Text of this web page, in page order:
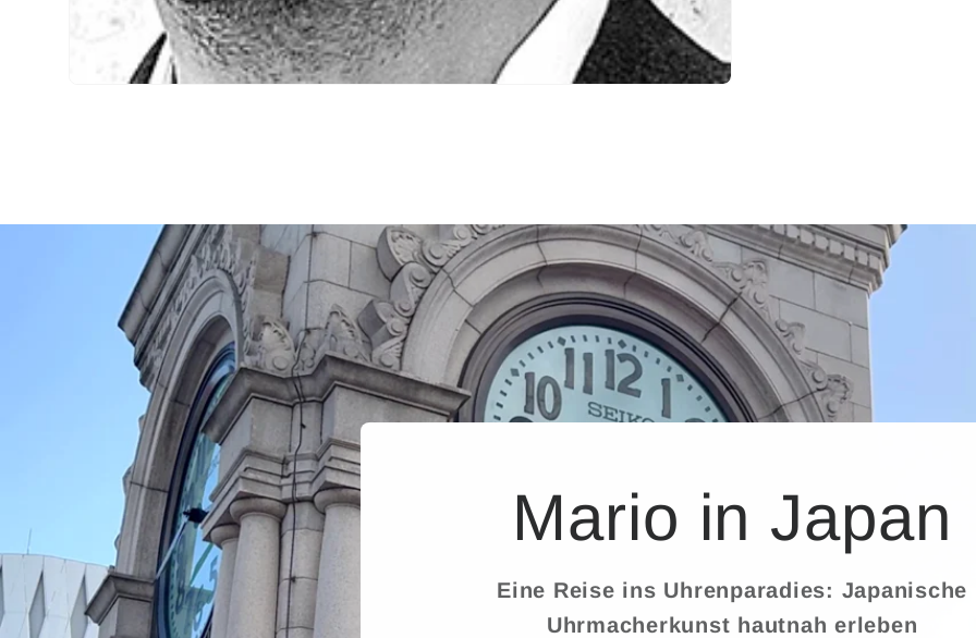
Mario in Japan
Eine Reise ins Uhrenparadies: Japanische
Uhrmacherkunst hautnah erleben